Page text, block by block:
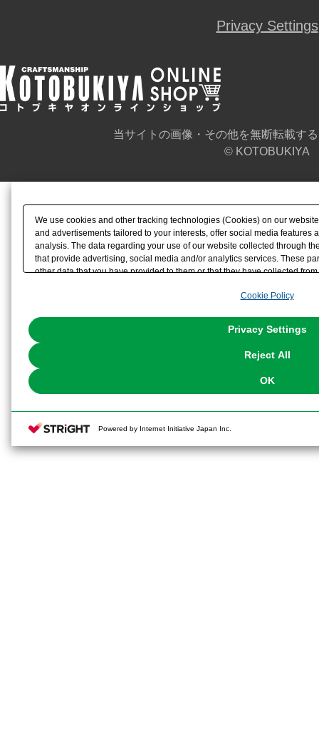
Privacy Settings
当サイトの画像・その他を無断転載す
© KOTOBUKIYA
We use cookies and other tracking technologies (Cookies) on our
and advertisements tailored to your interests, offer social media features
analysis. The data regarding your use of our website collected through
that provide advertising, social media and/or analytics services. These
other data that you have provided to them or that they have collected
the use of all Cookies except for Strictly Necessary Cookies, please
Cookie Policy
Privacy Settings
Reject All
OK
Powered by Internet Initiative Japan Inc.